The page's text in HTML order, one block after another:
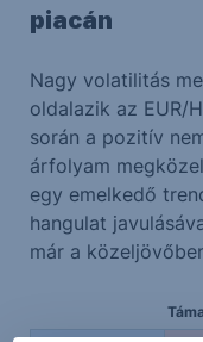
piacán
Nagy volatilitás
oldalazik az EUR/
során a pozitív
árfolyam
egy emelkedő
hangulat
már a